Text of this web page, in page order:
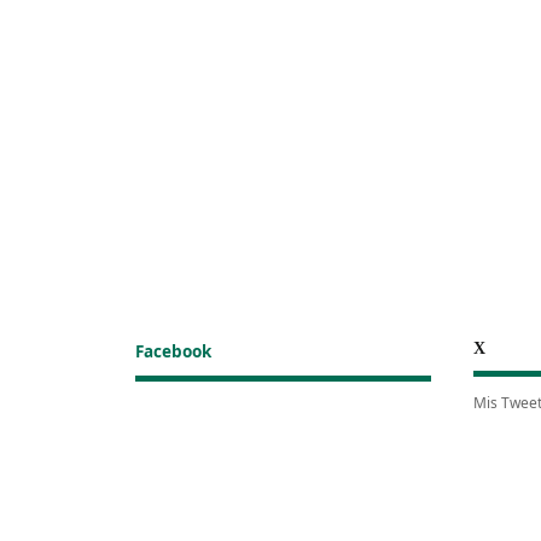
Facebook X
Mis